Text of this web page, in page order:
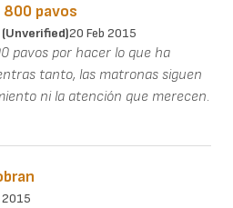
800 pavos
(unverified)20 Feb 2015
pavos por hacer lo que ha
tanto, las matronas siguen
ni la atención que merecen.
2015